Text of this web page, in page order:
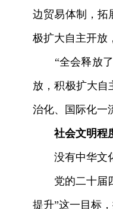
边贸易体制，拓
极扩大自主开放
“全会释放了
放，积极扩大自
治化、国际化一
社会文明程
没有中华文化
党的二十届四
提升”这一目标